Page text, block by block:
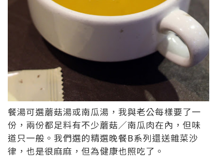
餐湯可選蘑菇湯或南瓜湯，我與老公每樣要了一
份，兩份都足料有不少蘑菇／南瓜肉在內，但味
道只一般。我們選的精選晚餐B系列還送雜菜沙
律，也是很麻麻，但為健康也照吃了。